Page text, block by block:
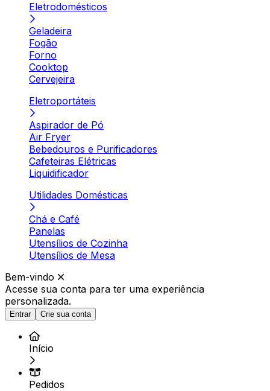
Eletrodomésticos
Geladeira
Fogão
Forno
Cooktop
Cervejeira
Eletroportáteis
Aspirador de Pó
Air Fryer
Bebedouros e Purificadores
Cafeteiras Elétricas
Liquidificador
Utilidades Domésticas
Chá e Café
Panelas
Utensílios de Cozinha
Utensílios de Mesa
Bem-vindo
Acesse sua conta para ter uma experiência
personalizada.
Entrar Crie sua conta
Início
Pedidos